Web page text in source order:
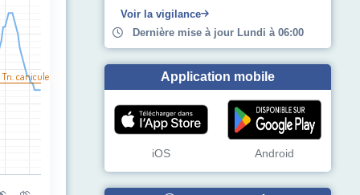
(°C). Data ranges from 10 to 31.
Tn. canicule
Voir la vigilance
Dernière mise à jour Lundi à 06:00
Application mobile
iOS Android